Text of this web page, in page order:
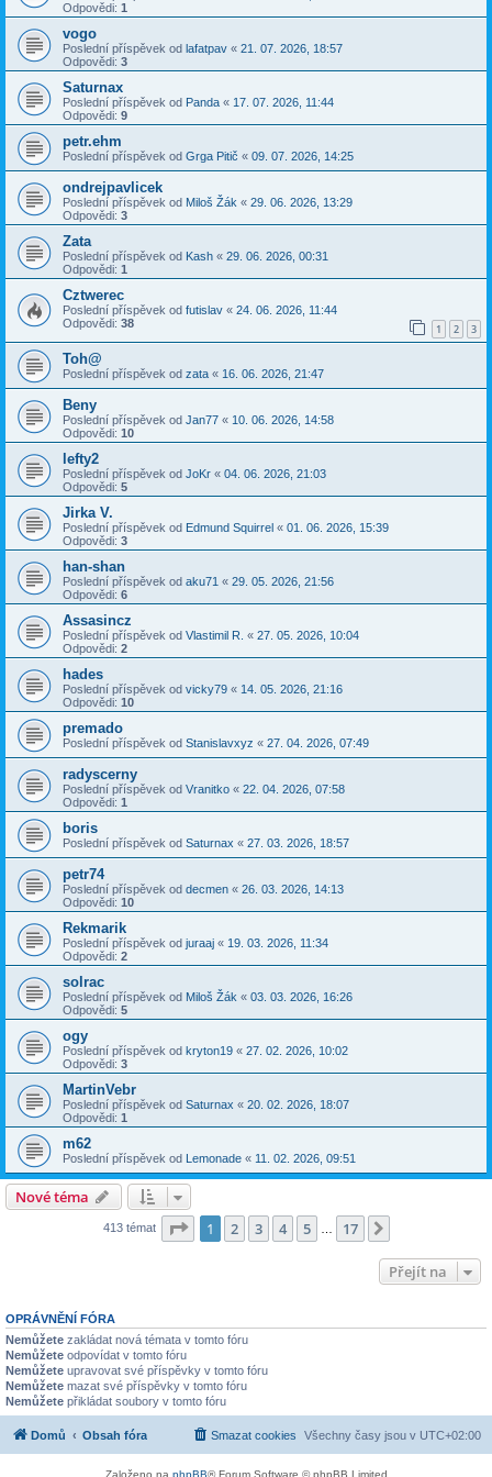
Odpovědi: 1
vogo
Poslední příspěvek od lafatpav « 21. 07. 2026, 18:57
Odpovědi: 3
Saturnax
Poslední příspěvek od Panda « 17. 07. 2026, 11:44
Odpovědi: 9
petr.ehm
Poslední příspěvek od Grga Pitič « 09. 07. 2026, 14:25
ondrejpavlicek
Poslední příspěvek od Miloš Žák « 29. 06. 2026, 13:29
Odpovědi: 3
Zata
Poslední příspěvek od Kash « 29. 06. 2026, 00:31
Odpovědi: 1
Cztwerec
Poslední příspěvek od futislav « 24. 06. 2026, 11:44
Odpovědi: 38 1 2 3
Toh@
Poslední příspěvek od zata « 16. 06. 2026, 21:47
Beny
Poslední příspěvek od Jan77 « 10. 06. 2026, 14:58
Odpovědi: 10
lefty2
Poslední příspěvek od JoKr « 04. 06. 2026, 21:03
Odpovědi: 5
Jirka V.
Poslední příspěvek od Edmund Squirrel « 01. 06. 2026, 15:39
Odpovědi: 3
han-shan
Poslední příspěvek od aku71 « 29. 05. 2026, 21:56
Odpovědi: 6
Assasincz
Poslední příspěvek od Vlastimil R. « 27. 05. 2026, 10:04
Odpovědi: 2
hades
Poslední příspěvek od vicky79 « 14. 05. 2026, 21:16
Odpovědi: 10
premado
Poslední příspěvek od Stanislavxyz « 27. 04. 2026, 07:49
radyscerny
Poslední příspěvek od Vranitko « 22. 04. 2026, 07:58
Odpovědi: 1
boris
Poslední příspěvek od Saturnax « 27. 03. 2026, 18:57
petr74
Poslední příspěvek od decmen « 26. 03. 2026, 14:13
Odpovědi: 10
Rekmarik
Poslední příspěvek od juraaj « 19. 03. 2026, 11:34
Odpovědi: 2
solrac
Poslední příspěvek od Miloš Žák « 03. 03. 2026, 16:26
Odpovědi: 5
ogy
Poslední příspěvek od kryton19 « 27. 02. 2026, 10:02
Odpovědi: 3
MartinVebr
Poslední příspěvek od Saturnax « 20. 02. 2026, 18:07
Odpovědi: 1
m62
Poslední příspěvek od Lemonade « 11. 02. 2026, 09:51
Nové téma
413 témat Stránka z 17
1 2 3 4 5 17
Přejít na
OPRÁVNĚNÍ FÓRA
Nemůžete zakládat nová témata v tomto fóru
Nemůžete odpovídat v tomto fóru
Nemůžete upravovat své příspěvky v tomto fóru
Nemůžete mazat své příspěvky v tomto fóru
Nemůžete přikládat soubory v tomto fóru
Domů Obsah fóra Všechny časy jsou v UTC+02:00
Smazat cookies
Založeno na phpBB® Forum Software © phpBB Limited